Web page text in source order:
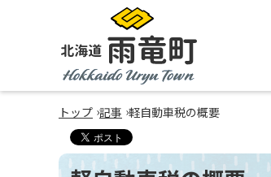
北海道 雨竜町
Hokkaido Uryu Town
トップ ›記事 ›軽自動車税の概要